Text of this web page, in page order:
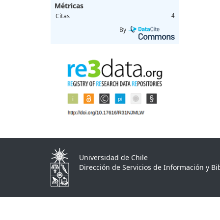
Métricas
Citas 4
By
Universidad de Chile
Dirección de Servicios de Información y